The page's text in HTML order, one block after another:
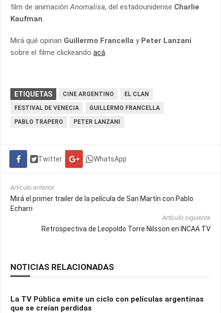
film de animaciónAnomalisa, del estadounidense Charlie
Kaufman.
Mirá qué opinan Guillermo Francella y Peter Lanzani
sobre el filme clickeando acá.
ETIQUETAS CINE ARGENTINO
EL CLAN
FESTIVAL DE VENECIA
GUILLERMO FRANCELLA
PABLO TRAPERO
PETER LANZANI
Twitter WhatsApp
Artículo anterior
Mirá el primer trailer de la película de San Martín con Pablo
Echarri
Artículo siguiente
Retrospectiva de Leopoldo Torre Nilsson en INCAA TV
NOTICIAS RELACIONADAS
La TV Pública emite un ciclo con películas argentinas
que se creían perdidas